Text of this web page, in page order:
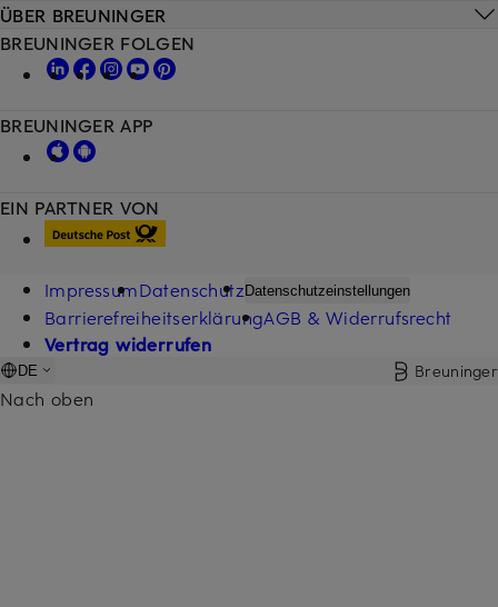
ÜBER BREUNINGER
EIN PARTNER VON
BREUNINGER FOLGEN
BREUNINGER APP
ImpressumDatenschutzDatenschutzeinstellungen
BarrierefreiheitserklärungAGB & Widerrufsrecht
Vertrag widerrufen
DE Breuninger
Nach oben